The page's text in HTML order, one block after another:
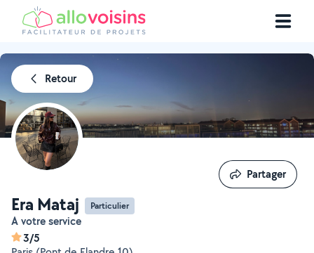
Retour
Era Mataj Particulier
A votre service
3/5
Partager
Partager